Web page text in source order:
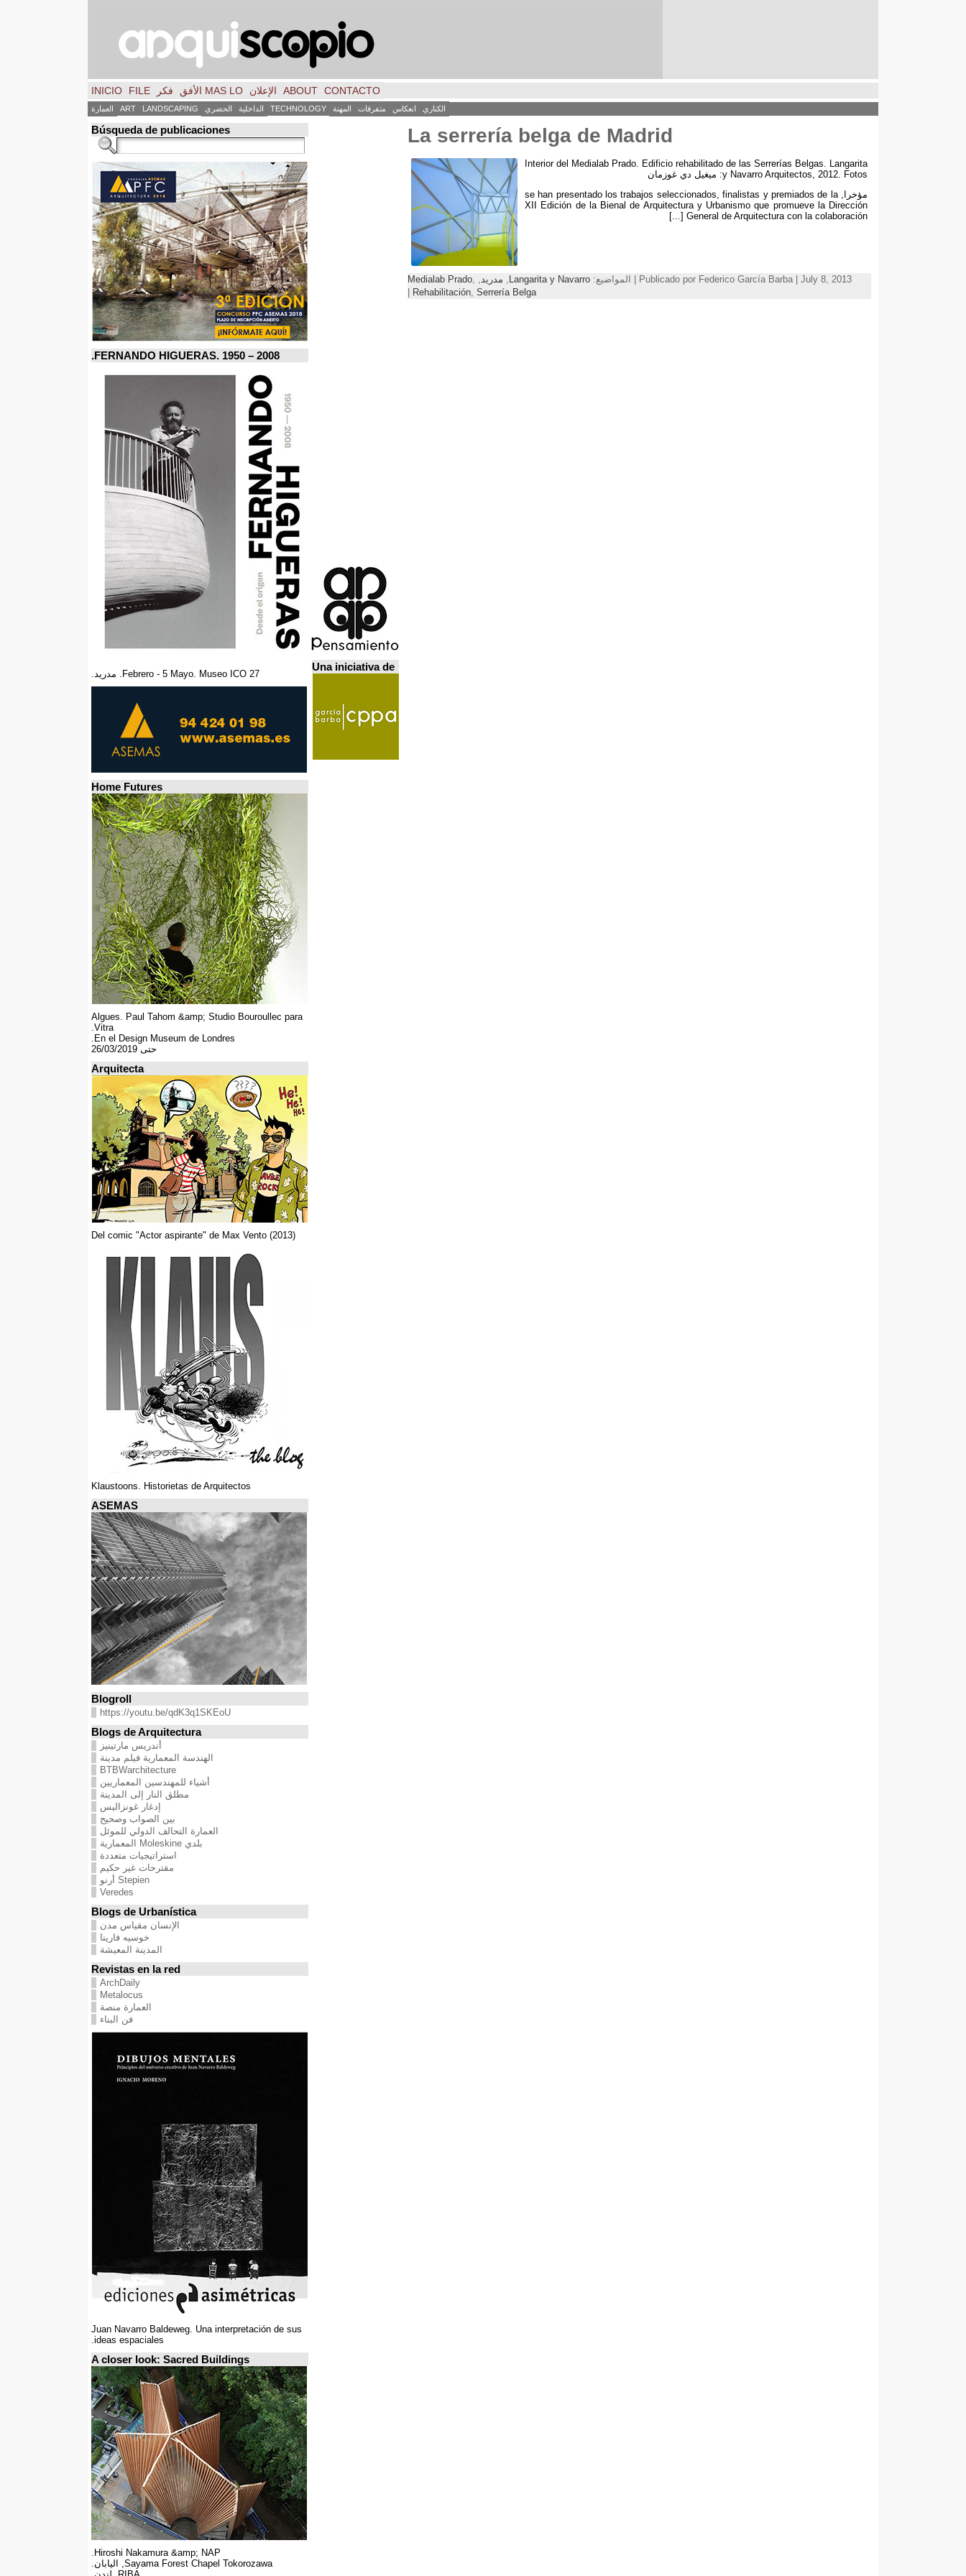
INICIO FILE فكر MAS LO الأفق الإعلان ABOUT CONTACTO
العمارة ART LANDSCAPING الحضري الداخلية TECHNOLOGY المهنة متفرقات انعكاس الكناري
La serrería belga de Madrid
Interior del Medialab Prado Edificio rehabilitado de las Serrerías Belgas
Langarita
y Navarro Arquitectos , 2012. Fotos
: ميغيل دي غوزمان
مؤخرا,
se han presentado los trabajos seleccionados ,finalistas y premiados de la
XII Edición de la Bienal de Arquitectura y Urbanismo que promueve la Dirección
General de Arquitectura con la colaboración
[...]
Publicado por Federico García Barba | July 8, 2013 | المواضيع: Langarita y Navarro مدريد Medialab Prado
Rehabilitación Serrería Belga
Una iniciativa de
Búsqueda de publicaciones
FERNANDO HIGUERAS. 1950 – 2008.
27 Febrero - 5 Mayo. Museo ICO. مدريد.
Home Futures
Algues. Paul Tahom &amp; Studio Bouroullec para
Vitra.
En el Design Museum de Londres.
حتى 26/03/2019
Arquitecta
Del comic "Actor aspirante" de Max Vento (2013)
Klaustoons. Historietas de Arquitectos
ASEMAS
Blogroll
https://youtu.be/qdK3q1SKEoU
Blogs de Arquitectura
أندريس مارتينيز
الهندسة المعمارية فيلم مدينة
BTBWarchitecture
أشياء للمهندسين المعماريين
مطلق النار إلى المدينة
إدغار غونزاليس
بين الصواب وصحيح
العمارة التحالف الدولي للموئل
بلدي Moleskine المعمارية
استراتيجيات متعددة
مقترحات غير حكيم
Stepien أرنو
Veredes
Blogs de Urbanística
الإنسان مقياس مدن
خوسيه فارينا
المدينة المعيشة
Revistas en la red
ArchDaily
Metalocus
العمارة منصة
فن البناء
Juan Navarro Baldeweg. Una interpretación de sus
ideas espaciales.
A closer look: Sacred Buildings
Hiroshi Nakamura &amp; NAP.
Sayama Forest Chapel Tokorozawa, اليابان.